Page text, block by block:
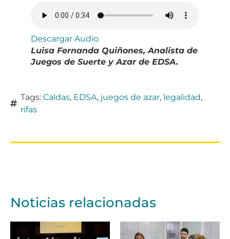
Descargar Audio
Luisa Fernanda Quiñones, Analista de
Juegos de Suerte y Azar de EDSA.
Tags: Caldas, EDSA, juegos de azar, legalidad,
rifas
Noticias relacionadas